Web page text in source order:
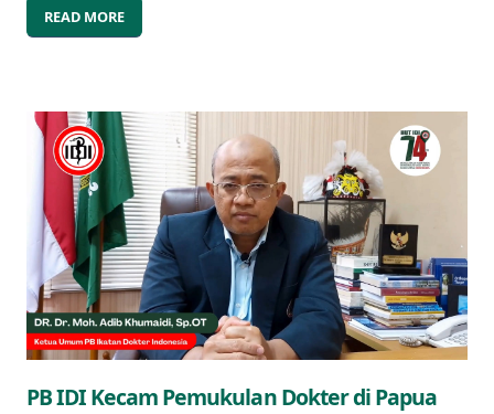
READ MORE
PB IDI Kecam Pemukulan Dokter di Papua